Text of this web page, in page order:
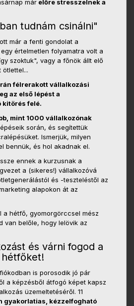
már előre stresszelnek a
tudnám csinálni"
már a fenti gondolat a
értelmetlen folyamatra volt a
szoktuk", vagy a főnök állt elő
ötlettel...
félrerakott vállalkozási
az első lépést a
kitörés felé.
mint 1000 vállalkozónak
során, és segítettük
Ismerjük, milyen
bennük, és hol akadnak el.
ennek a kurzusnak a
a (sikeres!) vállalkozóvá
és -teszteléstől az
alapokon át az
a hétfő, gyomorgörccsel mész
van belőle, hogy lelövik az
és várni fogod a
hétfőket!
is porosodik jó pár
a képzésből átfogó képet kapsz
üzemeltetéséről. 11
gyakorlatias, kézzelfogható